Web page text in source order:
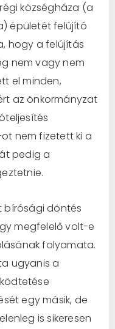
községháza (a
épületét felújító
hogy a felújítás
nem vagy nem
el minden,
az önkormányzat
nem fizetett ki a
pedig a
bírósági döntés
megfelelő volt-e
folyamata.
ugyanis a
egy másik, de
is sikeresen